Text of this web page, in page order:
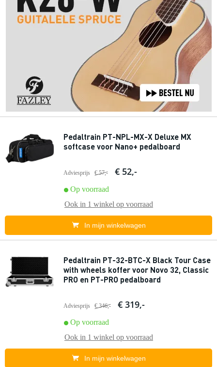
Pedaltrain PT-NPL-MX-X Deluxe MX
softcase voor Nano+ pedalboard
Adviesprijs € 57,- € 52,-
Op voorraad
Ook in 1 winkel op voorraad
In mijn winkelwagen
Pedaltrain PT-32-BTC-X Black Tour Case
with wheels koffer voor Novo 32, Classic
PRO en PT-PRO pedalboard
Adviesprijs € 346,- € 319,-
Op voorraad
Ook in 1 winkel op voorraad
In mijn winkelwagen